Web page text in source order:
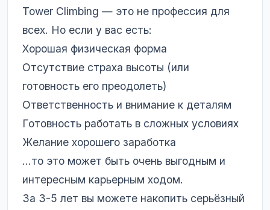
Tower Climbing — это не профессия для
всех. Но если у вас есть:
Хорошая физическая форма
Отсутствие страха высоты (или
готовность его преодолеть)
Ответственность и внимание к деталям
Готовность работать в сложных условиях
Желание хорошего заработка
…то это может быть очень выгодным и
интересным карьерным ходом.
За 3-5 лет вы можете накопить серьёзный